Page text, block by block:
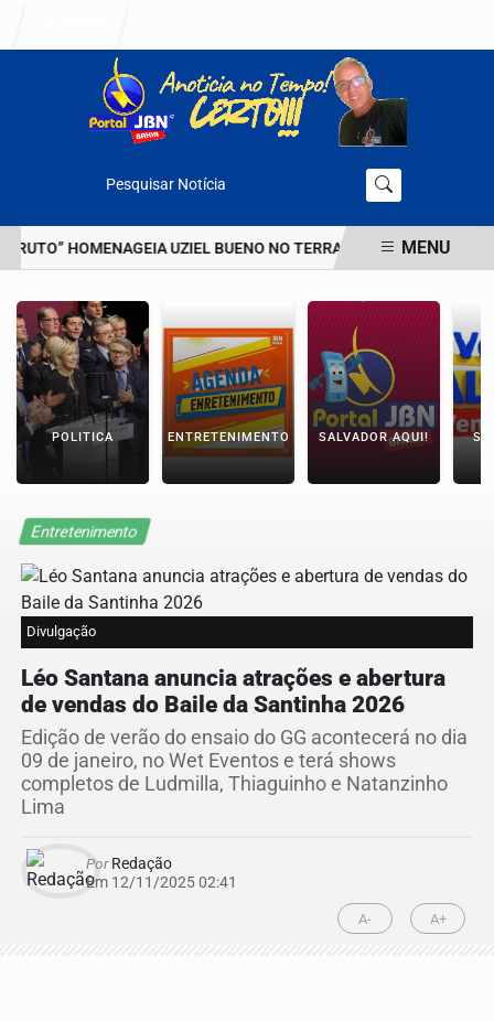
Pesquisar Notícia
HOMENAGEIA UZIEL BUENO NO TERRAÇO MINEIRO D'
MENU
POLITICA ENTRETENIMENTO SALVADOR AQUI!
Entretenimento
Divulgação
Léo Santana anuncia atrações e abertura
de vendas do Baile da Santinha 2026
Edição de verão do ensaio do GG acontecerá no dia
09 de janeiro, no Wet Eventos e terá shows
completos de Ludmilla, Thiaguinho e Natanzinho
Lima
PorRedação
Em 12/11/2025 02:41
A- A+